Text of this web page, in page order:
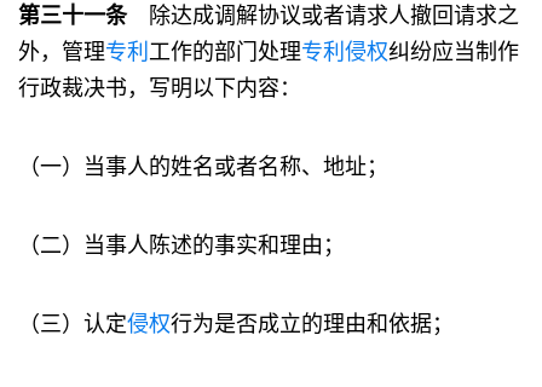
第三十一条除达成调解协议或者请求人撤回请求之
外，管理专利 工作的部门处理专利 侵权纠纷应当制作
行政裁决书，写明以下内容：
（一）当事人的姓名或者名称、地址；
（二）当事人陈述的事实和理由；
（三）认定侵权行为是否成立的理由和依据；